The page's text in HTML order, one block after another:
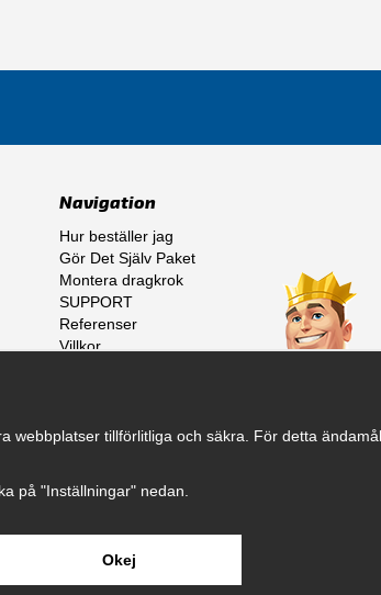
Navigation
Hur beställer jag
Gör Det Själv Paket
Montera dragkrok
SUPPORT
Referenser
Villkor
webbplatser tillförlitliga och säkra. För detta
på "Inställningar" nedan.
Okej